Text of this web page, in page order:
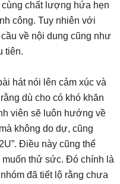
chất lượng hứa hẹn
công. Tuy nhiên với
về nội dung cũng như
tiên.
hát nói lên cảm xúc và
dù cho có khó khăn
viên sẽ luôn hướng về
không do dự, cũng
Điều này cũng thể
muốn thử sức. Đó chính là
đã tiết lộ rằng chưa